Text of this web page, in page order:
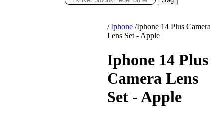
/ Iphone /Iphone 14 Plus Camera
Lens Set - Apple
Iphone 14 Plus
Camera Lens
Set - Apple